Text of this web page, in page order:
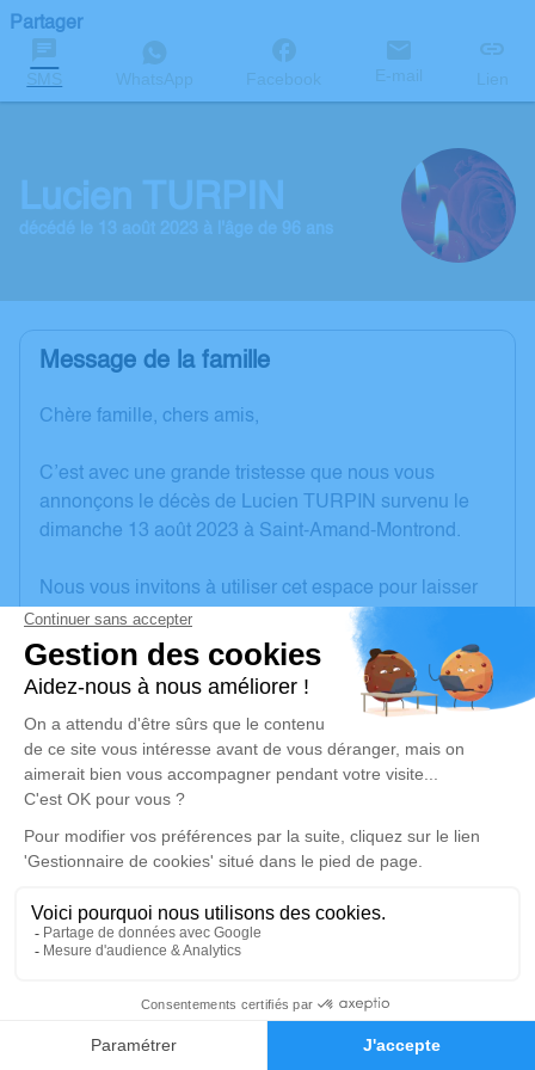
Faire-part Hommages
Partager
SMS WhatsApp Facebook E-mail Lien
Lucien TURPIN
décédé le 13 août 2023 à l'âge de 96 ans
Message de la famille
Chère famille, chers amis,
C’est avec une grande tristesse que nous vous
annonçons le décès de Lucien TURPIN survenu le
dimanche 13 août 2023 à Saint-Amand-Montrond.
Nous vous invitons à utiliser cet espace pour laisser
vos condoléances, partager des photos souvenirs,
une anecdote ou exprimer vos pensées à travers des
poèmes ou des textes. Cet endroit est un lieu
d'expression dédié à honorer la mémoire de Lucien
TURPIN.
Un service de plantation d’arbre hommage est
disponible ici.
Je rends hommage
Cérémonie civile
Crématorium de Pignoux de Bourges
18000 Bourges